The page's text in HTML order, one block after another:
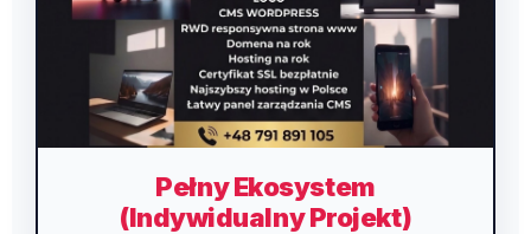
Pełny Ekosystem
(Indywidualny Projekt)